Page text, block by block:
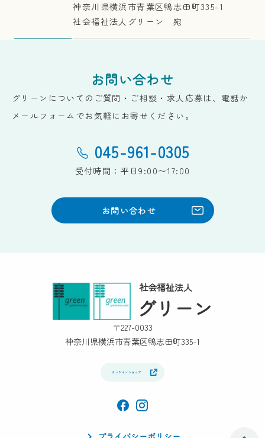
神奈川県横浜市青葉区鴨志田町335-1
社会福祉法人グリーン 宛
お問い合わせ
グリーンについてのご質問・ご相談・求人応募は、電話か
メールフォームでお気軽にお寄せください。
045-961-0305
受付時間：平日9:00〜17:00
お問い合わせ
社会福祉法人
グリーン
〒227-0033
神奈川県横浜市青葉区鴨志田町335-1
オンラインショップ